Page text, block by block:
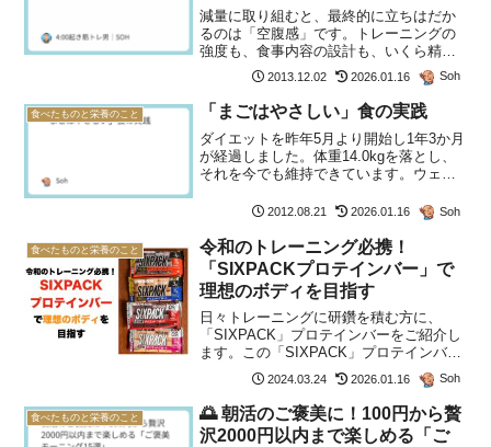
減量に取り組むと、最終的に立ちはだか
るのは「空腹感」です。トレーニングの
強度も、食事内容の設計も、いくら精密
に組み上げても、空腹の波に飲まれれば
すべてが崩れる。だからこそ、空腹感へ
の耐性と向き合い方は、減量成功のカギ
になります。なぜ人は太る...
2013.12.02 2026.01.16 Soh
食べたものと栄養のこと 「まごはやさしい」食の実践
ダイエットを昨年5月より開始し1年3か月
が経過しました。体重14.0kgを落とし、
それを今でも維持できています。ウェス
トレーニングし、毎日健康的な食事を摂
取することを心がけています。「よい人
生を送る...
2012.08.21 2026.01.16 Soh
食べたものと栄養のこと
令和のトレーニング必携！
「SIXPACKプロテインバー」で
理想のボディを目指す
日々トレーニングに研鑽を積む方に、
「SIXPACK」プロテインバーをご紹介し
ます。この「SIXPACK」プロテインバー
は、他のプロテインバーと異なり、たく
さんの魅力があります。令和の時代にお
いて、プロテインバーを選ぶならば
「SIXPACK」...
2024.03.24 2026.01.16 Soh
食べたものと栄養のこと
🌅 朝活のご褒美に！100円から贅
沢2000円以内まで楽しめる「ご